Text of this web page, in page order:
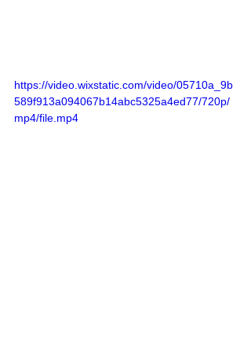
https://video.wixstatic.com/video/05710a_9b
589f913a094067b14abc5325a4ed77/720p/
mp4/file.mp4